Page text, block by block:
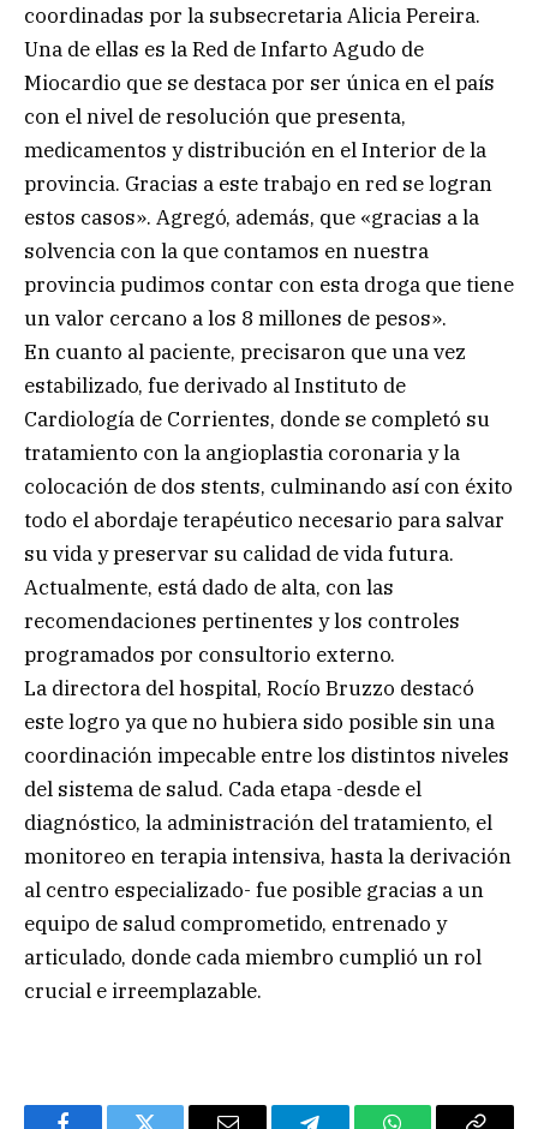
coordinadas por la subsecretaria Alicia Pereira.
Una de ellas es la Red de Infarto Agudo de
Miocardio que se destaca por ser única en el país
con el nivel de resolución que presenta,
medicamentos y distribución en el Interior de la
provincia. Gracias a este trabajo en red se logran
estos casos». Agregó, además, que «gracias a la
solvencia con la que contamos en nuestra
provincia pudimos contar con esta droga que tiene
un valor cercano a los 8 millones de pesos».
En cuanto al paciente, precisaron que una vez
estabilizado, fue derivado al Instituto de
Cardiología de Corrientes, donde se completó su
tratamiento con la angioplastia coronaria y la
colocación de dos stents, culminando así con éxito
todo el abordaje terapéutico necesario para salvar
su vida y preservar su calidad de vida futura.
Actualmente, está dado de alta, con las
recomendaciones pertinentes y los controles
programados por consultorio externo.
La directora del hospital, Rocío Bruzzo destacó
este logro ya que no hubiera sido posible sin una
coordinación impecable entre los distintos niveles
del sistema de salud. Cada etapa -desde el
diagnóstico, la administración del tratamiento, el
monitoreo en terapia intensiva, hasta la derivación
al centro especializado- fue posible gracias a un
equipo de salud comprometido, entrenado y
articulado, donde cada miembro cumplió un rol
crucial e irreemplazable.